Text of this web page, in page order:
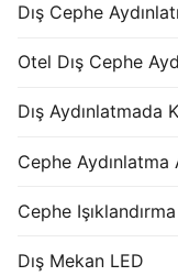
Dış Cephe
Otel Dış Cephe
Dış Aydınlatmada
Cephe
Cephe Işıklandırma
Dış Mekan LED